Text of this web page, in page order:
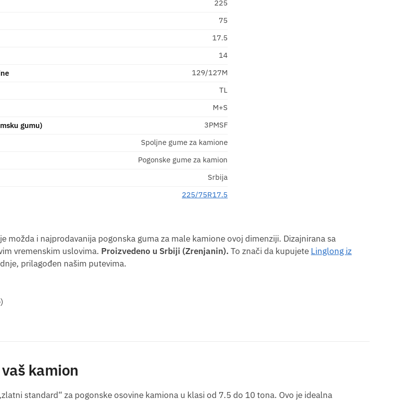
225
75
17.5
14
129/127M
TL
M+S
gumu)
3PMSF
Spoljne gume za kamione
Pogonske gume za kamion
Srbija
225/75R17.5
možda i najprodavanija pogonska guma za male kamione ovoj dimenziji. Dizajnirana sa
vremenskim uslovima. Proizvedeno u Srbiji (Zrenjanin). To znači da kupujete Linglong iz
prilagođen našim putevima.
kamion
standard“ za pogonske osovine kamiona u klasi od 7.5 do 10 tona. Ovo je idealna